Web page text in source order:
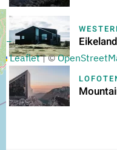
+−
Leaflet |©